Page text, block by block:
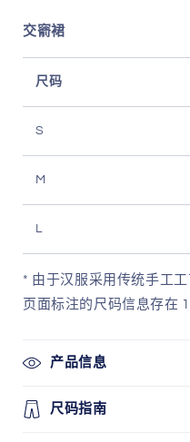
交窬裙
尺码
S
M
L
* 由于汉服采用传统手工
页面标注的尺码信息存在
产品信息
尺码指南